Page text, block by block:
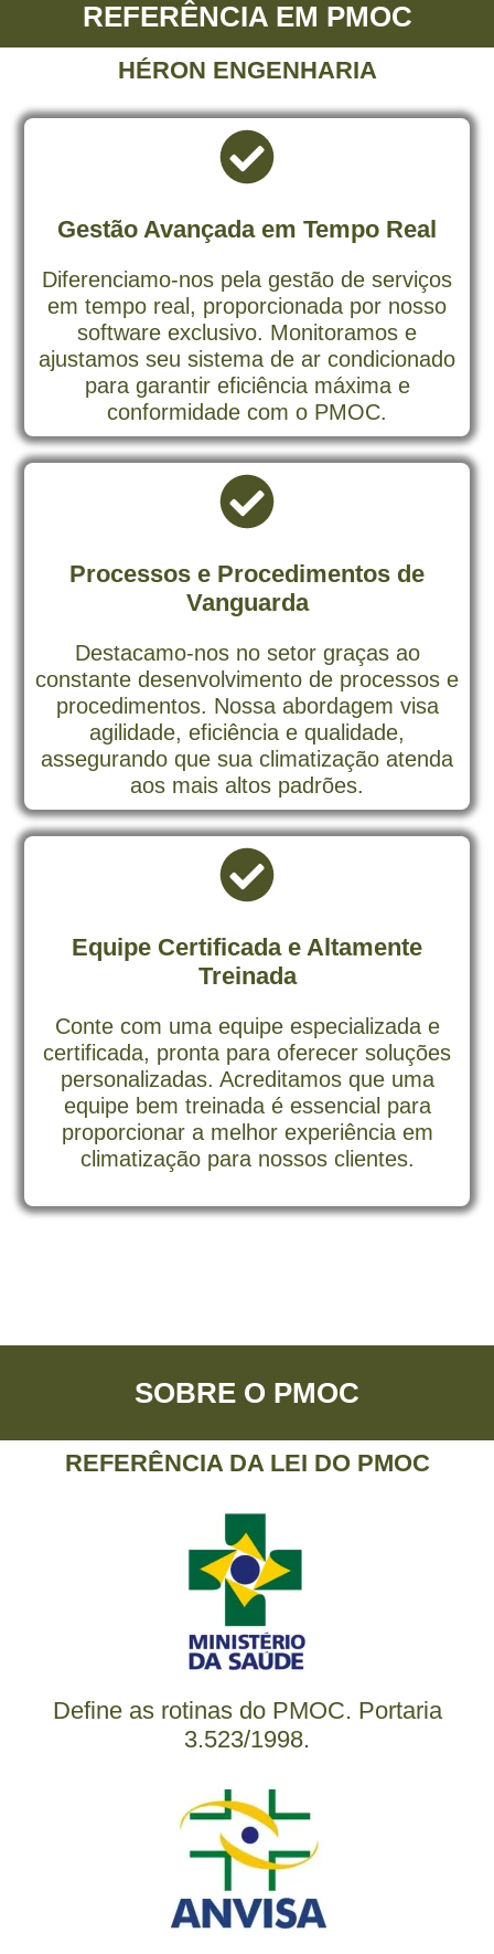
REFERÊNCIA EM PMOC
HÉRON ENGENHARIA
Gestão Avançada em Tempo Real
Diferenciamo-nos pela gestão de serviços
em tempo real, proporcionada por nosso
software exclusivo. Monitoramos e
ajustamos seu sistema de ar condicionado
para garantir eficiência máxima e
conformidade com o PMOC.
Processos e Procedimentos de
Vanguarda
Destacamo-nos no setor graças ao
constante desenvolvimento de processos e
procedimentos. Nossa abordagem visa
agilidade, eficiência e qualidade,
assegurando que sua climatização atenda
aos mais altos padrões.
Equipe Certificada e Altamente
Treinada
Conte com uma equipe especializada e
certificada, pronta para oferecer soluções
personalizadas. Acreditamos que uma
equipe bem treinada é essencial para
proporcionar a melhor experiência em
climatização para nossos clientes.
SOBRE O PMOC
REFERÊNCIA DA LEI DO PMOC
Define as rotinas do PMOC. Portaria
3.523/1998.